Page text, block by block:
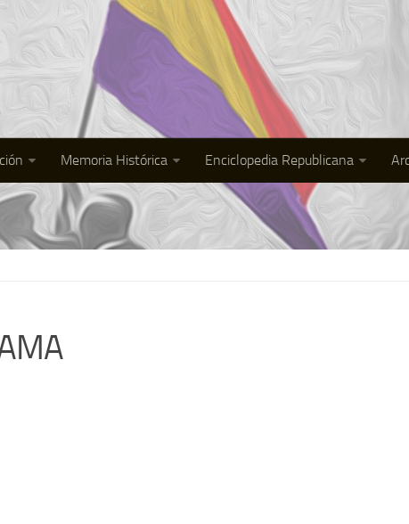
Memoria Histórica Enciclopedia Republicana